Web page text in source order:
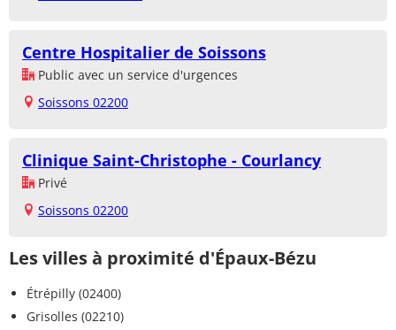
Centre Hospitalier de Soissons
Public avec un service d'urgences
Soissons 02200
Clinique Saint-Christophe - Courlancy
Privé
Soissons 02200
Les villes à proximité d'Épaux-Bézu
Étrépilly (02400)
Grisolles (02210)